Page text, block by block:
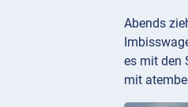
Abends
es mit den
mit